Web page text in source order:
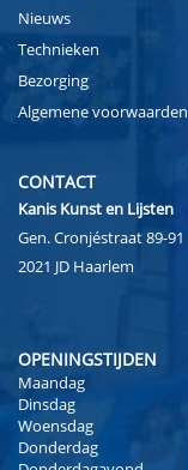
Nieuws
Technieken
Bezorging
Algemene voorwaarden
CONTACT
Kanis Kunst en Lijsten
Gen. Cronjéstraat 89-91
2021 JD Haarlem
OPENINGSTIJDEN
Maandag
Dinsdag
Woensdag
Donderdag